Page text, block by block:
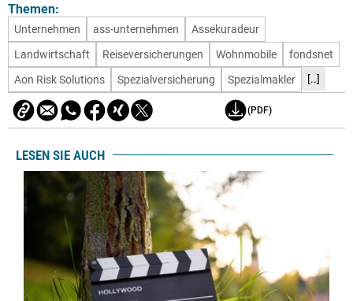
Themen:
Unternehmen ass-unternehmen
Assekuradeur
Landwirtschaft
Reiseversicherungen Wohnmobile
fondsnet
Aon Risk Solutions
Spezialversicherung Spezialmakler [..]
(PDF)
LESEN SIE AUCH